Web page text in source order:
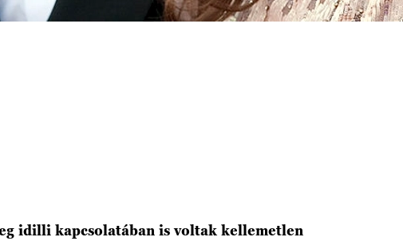
idilli kapcsolatában is voltak kellemetlen